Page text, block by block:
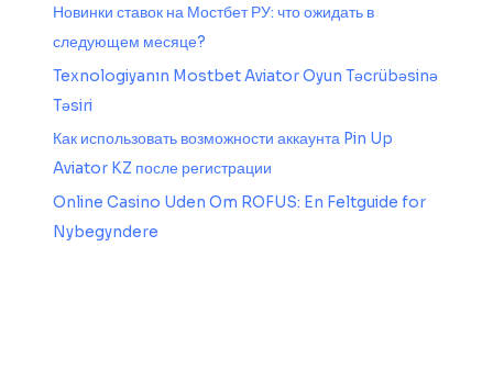
Новинки ставок на Мостбет РУ: что ожидать в
следующем месяце?
Texnologiyanın Mostbet Aviator Oyun Təcrübəsinə
Təsiri
Как использовать возможности аккаунта Pin Up
Aviator KZ после регистрации
Online Casino Uden Om ROFUS: En Feltguide for
Nybegyndere